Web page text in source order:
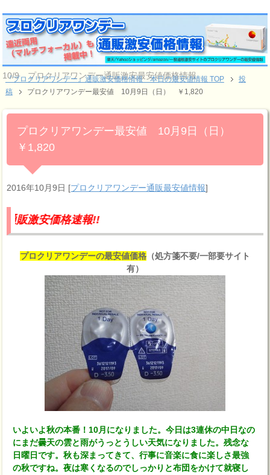
10/9 プロクリアワンデー通販激安最安値価格情報
『プロクリアワンデー』通販激安価格情報 本日の最安値情報 TOP
投
稿
プロクリアワンデー最安値 10月9日（日） ￥1,820
プロクリアワンデー最安値 10月9日（日）
￥1,820
2016年10月9日 [プロクリアワンデー通販最安値情報]
価格速報!!
プロクリアワンデーの最安値価格（処方箋不要/一部要サイト
有）
いよいよ秋の本番！10月になりました。今日は3連休の中日なの
にまだ曇天の雲と雨がうっとうしい天気になりました。残念な
日曜日です。秋も深まってきて、行事に音楽に食に楽しさ最強
の秋ですね。夜は寒くなるのでしっかりと布団をかけて就寝し